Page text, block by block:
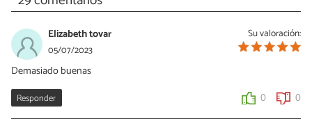
Su valoración:
Elizabeth tovar
05/07/2023
Demasiado buenas
Responder 0 0